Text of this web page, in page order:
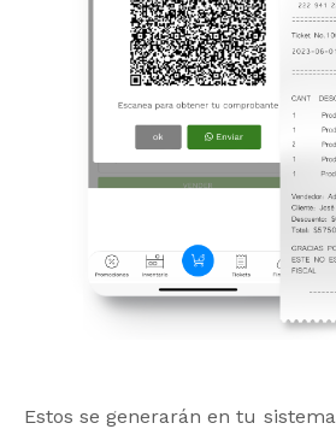
Estos se generarán en tu sistema